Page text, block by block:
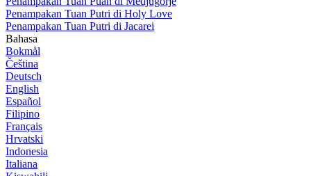
Penampakan Tuan Putri di Holy Love
Penampakan Tuan Putri di Jacarei
Bahasa
Bokmål
Čeština
Deutsch
English
Español
Filipino
Français
Hrvatski
Indonesia
Italiana